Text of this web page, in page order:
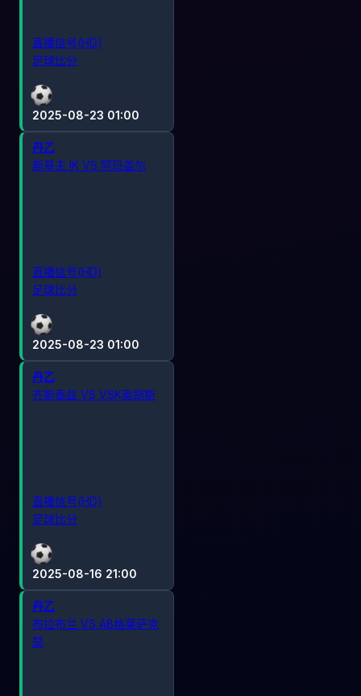
2025-08-23 01:00
直播信号(HD)
足球比分
2025-08-23 01:00
丹乙
斯基夫 IK VS 阿玛盖尔
直播信号(HD)
足球比分
2025-08-16 21:00
丹乙
齐斯泰兹 VS VSK奥胡斯
直播信号(HD)
足球比分
丹乙
布拉布兰 VS AB格莱萨克
瑟